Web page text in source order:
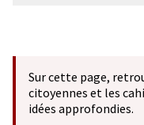
Sur cette page,
citoyennes et les
idées approfondies.